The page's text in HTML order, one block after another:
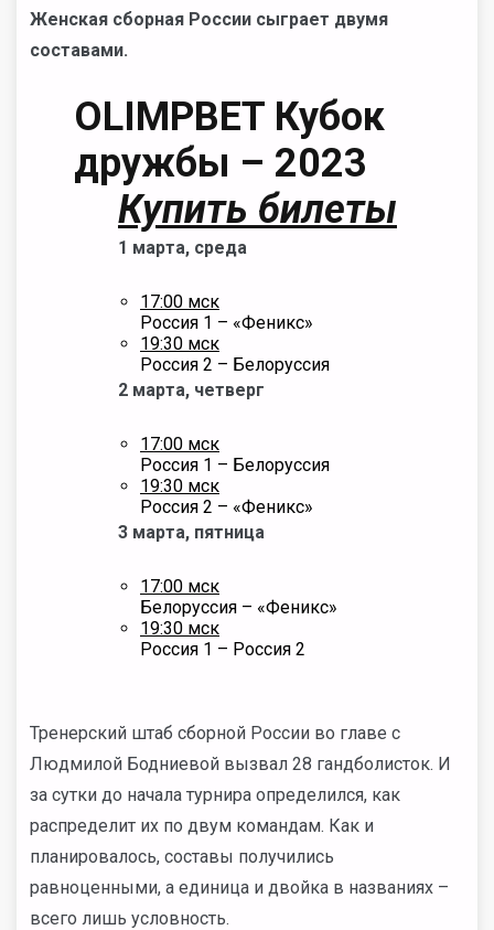
Женская сборная России сыграет двумя
составами.
OLIMPBET Кубок
дружбы – 2023
Купить билеты
1 марта, среда
17:00 мск
Россия 1 – «Феникс»
19:30 мск
Россия 2 – Белоруссия
2 марта, четверг
17:00 мск
Россия 1 – Белоруссия
19:30 мск
Россия 2 – «Феникс»
3 марта, пятница
17:00 мск
Белоруссия – «Феникс»
19:30 мск
Россия 1 – Россия 2
Тренерский штаб сборной России во главе с
Людмилой Бодниевой вызвал 28 гандболисток. И
за сутки до начала турнира определился, как
распределит их по двум командам. Как и
планировалось, составы получились
равноценными, а единица и двойка в названиях –
всего лишь условность.